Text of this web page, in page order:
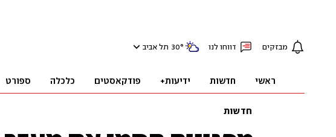
מבזקים דווחו לנו 30° תל אביב
ראשי חדשות ידיעות+ פודקאסטים כלכלה ספורט
חדשות